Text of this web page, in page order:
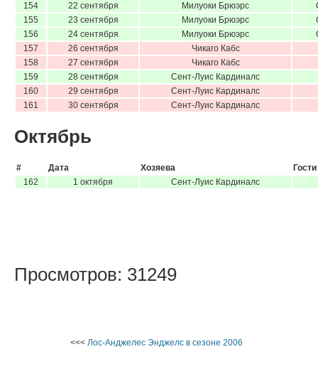
154
22 сентября Милуоки Брюэрс
155
23 сентября Милуоки Брюэрс
156
24 сентября Милуоки Брюэрс
157
26 сентября
Чикаго Кабс
158
27 сентября
Чикаго Кабс
159
28 сентября
Сент-Луис Кардиналс
160
29 сентября
Сент-Луис Кардиналс
161
30 сентября Сент-Луис Кардиналс
Октябрь
# Дата Хозяева
Гости
162
1 октября Сент-Луис Кардиналс
Просмотров: 31249
<<< Лос-Анджелес Энджелс в сезоне 2006